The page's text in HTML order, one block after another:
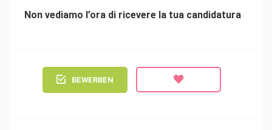
Non vediamo l’ora di ricevere la tua candidatura
BEWERBEN